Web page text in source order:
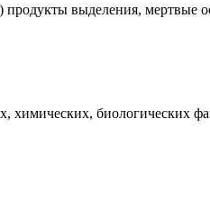
продукты выделения,
биологических